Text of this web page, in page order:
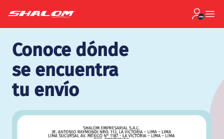
Conoce dónde
se encuentra
tu envío